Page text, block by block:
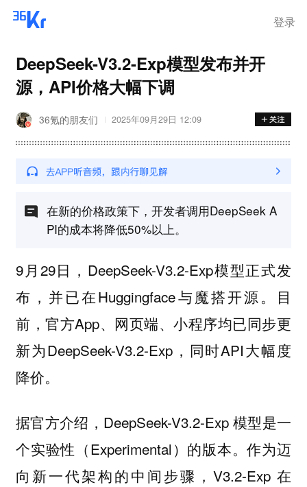
登录
DeepSeek-V3.2-Exp模型发布并开
源，API价格大幅下调
36氪的朋友们 2025年09月29日 12:09
在新的价格政策下，开发者调用DeepSeek A
PI的成本将降低50%以上。
9月29日，DeepSeek-V3.2-Exp模型正式发
布，并已在Huggingface与魔搭开源。目
前，官方App、网页端、小程序均已同步更
新为DeepSeek-V3.2-Exp，同时API大幅度
降价。
据官方介绍，DeepSeek-V3.2-Exp 模型是一
个实验性（Experimental）的版本。作为迈
向新一代架构的中间步骤，V3.2-Exp 在